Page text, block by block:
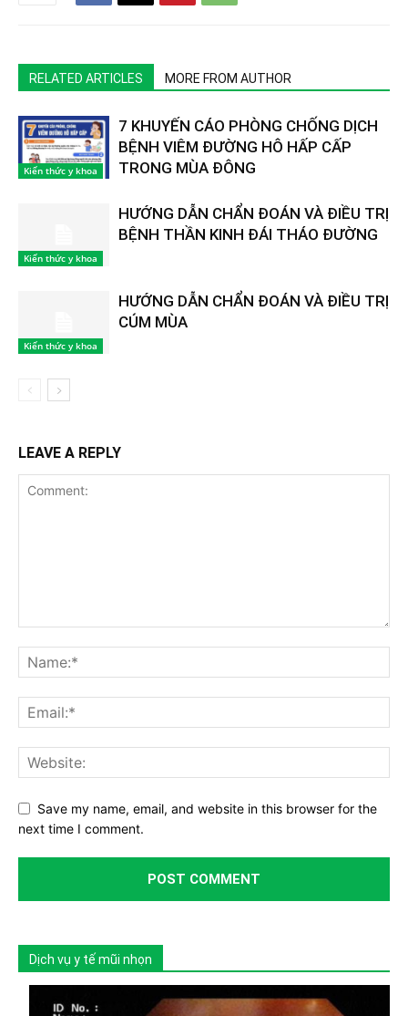
RELATED ARTICLES MORE FROM AUTHOR
Kiến thức y khoa
7 KHUYẾN CÁO PHÒNG CHỐNG DỊCH
BỆNH VIÊM ĐƯỜNG HÔ HẤP CẤP
TRONG MÙA ĐÔNG
Kiến thức y khoa
HƯỚNG DẪN CHẨN ĐOÁN VÀ ĐIỀU TRỊ
BỆNH THẦN KINH ĐÁI THÁO ĐƯỜNG
Kiến thức y khoa
HƯỚNG DẪN CHẨN ĐOÁN VÀ ĐIỀU TRỊ
CÚM MÙA
LEAVE A REPLY
Save my name, email, and website in this browser for the
next time I comment.
Dịch vụ y tế mũi nhọn